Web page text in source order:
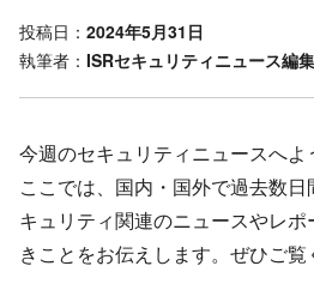
投稿日： 2024年5月31日
執筆者： ISRセキュリティニュース編
今週のセキュリティニュースへよ
ここでは、国内・国外で過去数
キュリティ関連のニュースやレ
きことをお伝えします。ぜひご覧